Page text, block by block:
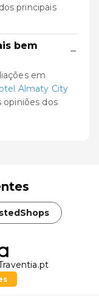
principais
bem
−
em
Almaty City
opiniões dos